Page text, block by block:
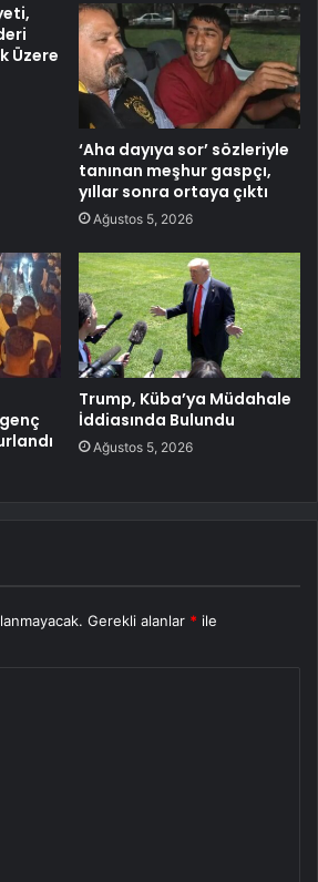
Üzere
‘Aha dayıya sor’ sözleriyle
tanınan meşhur gaspçı,
yıllar sonra ortaya çıktı
Ağustos 5, 2026
Trump, Küba’ya Müdahale
İddiasında Bulundu
Ağustos 5, 2026
Gerekli alanlar * ile